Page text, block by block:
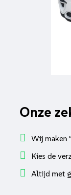
Onze
Wij maken
Kies de
Altijd met